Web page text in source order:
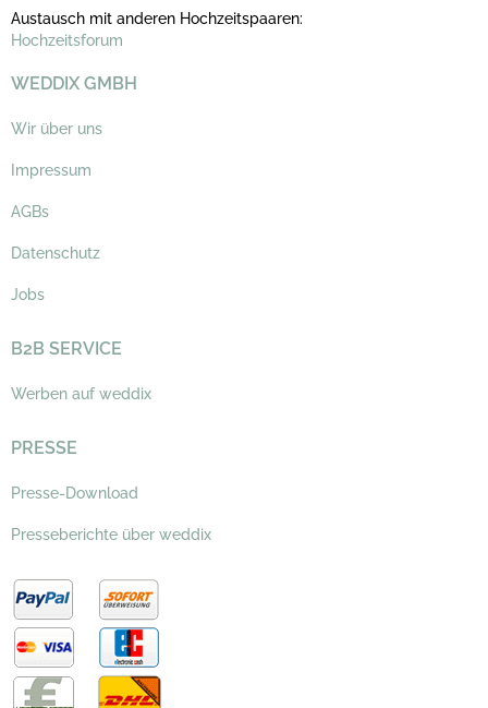
Austausch mit anderen Hochzeitspaaren:
Hochzeitsforum
WEDDIX GMBH
Wir über uns
Impressum
AGBs
Datenschutz
Jobs
B2B SERVICE
Werben auf weddix
PRESSE
Presse-Download
Presseberichte über weddix